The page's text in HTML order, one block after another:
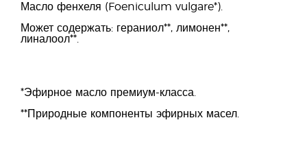
Масло фенхеля (Foeniculum vulgare*).
Может содержать: гераниол**, лимонен**,
линалоол**.
*Эфирное масло премиум-класса.
**Природные компоненты эфирных масел.